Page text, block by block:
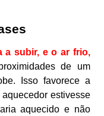
a subir, e o ar frio,
de um
Isso favorece a
estivesse
aquecido e não